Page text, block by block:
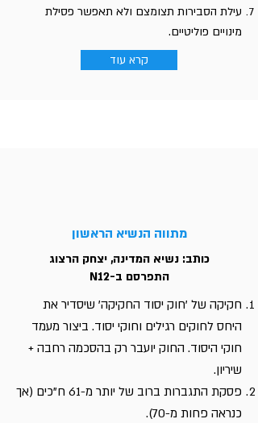
עילת הסבירות תצומצם ולא תאפשר פסילת
מינויים פוליטיים.
קרא עוד
מתווה הנשיא הראשון
כותב: נשיא המדינה, יצחק הרצוג
התפרסם ב-N12
חקיקה של 'חוק יסוד החקיקה' שיסדיר את
היחס לחוקים רגילים וחוקי יסוד. ביצור מעמד
חוקי היסוד. החוק יועבר רק בהסכמה רחבה +
שיריון.
פסקת התגברות ברוב של יותר מ-61 ח"כים (אך
כנראה פחות מ-70).